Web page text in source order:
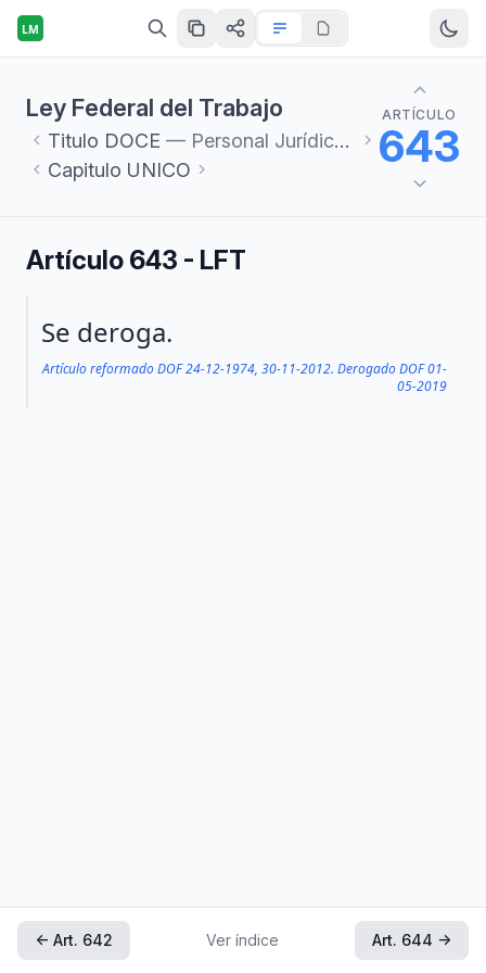
LM
Ley Federal del Trabajo
Titulo DOCE — Personal Jurídico de las Juntas de Conciliación y Arbitraje
Capitulo UNICO
ARTÍCULO
643
Artículo 643 - LFT
Párrafo 1
Se deroga.
Artículo reformado DOF 24-12-1974, 30-11-2012. Derogado DOF 01-
05-2019
← Art. 642 Ver índice Art. 644 →